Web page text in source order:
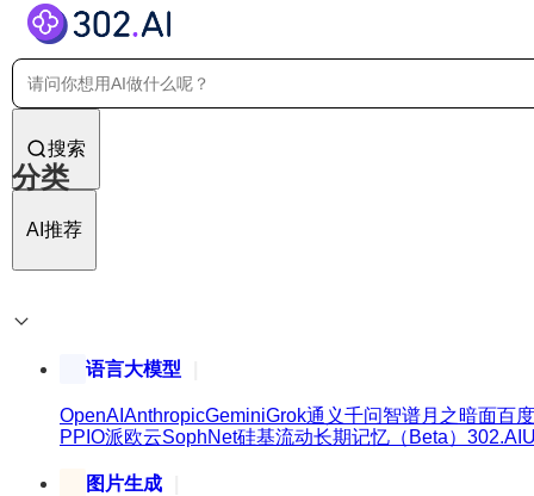
搜索
AI推荐
分类
语言大模型
OpenAI AnthropicGeminiGrok通义千问智谱月之暗面百度
PPIO派欧云SophNet硅基流动长期记忆（Beta） 302.AI
图片生成